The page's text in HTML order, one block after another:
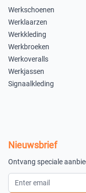
In
Werkschoenen
Werklaarzen
Werkkleding
Werkbroeken
Werkoveralls
Werkjassen
Signaalkleding
Nieuwsbrief
Ontvang speciale